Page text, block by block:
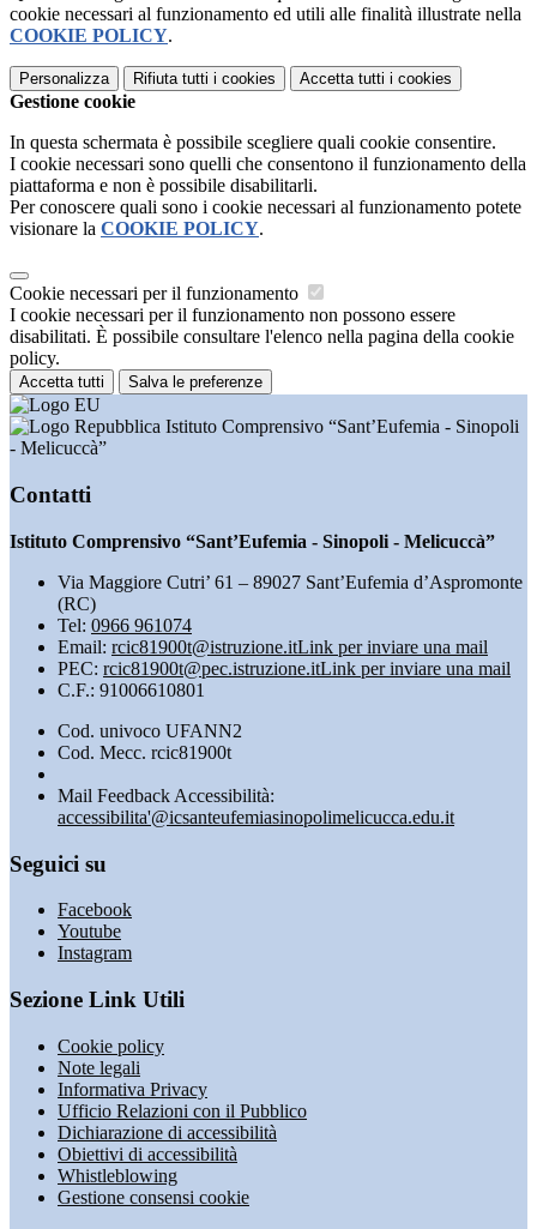
cookie necessari al funzionamento ed utili alle finalità illustrate nella
COOKIE POLICY.
Personalizza Rifiuta tutti i cookies Accetta tutti i cookies
Gestione cookie
In questa schermata è possibile scegliere quali cookie consentire.
I cookie necessari sono quelli che consentono il funzionamento della
piattaforma e non è possibile disabilitarli.
Per conoscere quali sono i cookie necessari al funzionamento potete
visionare la COOKIE POLICY.
Cookie necessari per il funzionamento
I cookie necessari per il funzionamento non possono essere
disabilitati. È possibile consultare l'elenco nella pagina della cookie
policy.
Accetta tutti Salva le preferenze
Istituto Comprensivo “Sant’Eufemia - Sinopoli
- Melicuccà”
Contatti
Istituto Comprensivo “Sant’Eufemia - Sinopoli - Melicuccà”
Via Maggiore Cutri’ 61 – 89027 Sant’Eufemia d’Aspromonte
(RC)
Tel: 0966 961074
Email: rcic81900t@istruzione.itLink per inviare una mail
PEC: rcic81900t@pec.istruzione.itLink per inviare una mail
C.F.: 91006610801
Cod. univoco UFANN2
Cod. Mecc. rcic81900t
Mail Feedback Accessibilità:
accessibilita'@icsanteufemiasinopolimelicucca.edu.it
Seguici su
Facebook
Youtube
Instagram
Sezione Link Utili
Cookie policy
Note legali
Informativa Privacy
Ufficio Relazioni con il Pubblico
Dichiarazione di accessibilità
Obiettivi di accessibilità
Whistleblowing
Gestione consensi cookie